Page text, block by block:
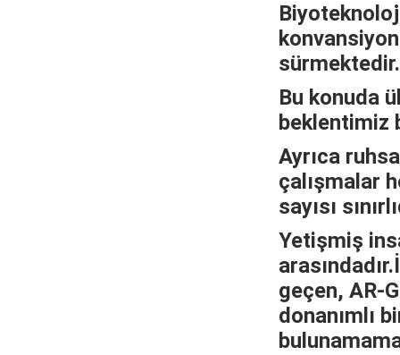
sürmektedir.
Bu konuda
beklentimiz
Ayrıca
çalışmalar
sayısı
Yetişmiş
geçen, AR-
donanımlı